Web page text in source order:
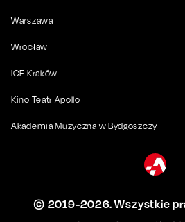
Warszawa
Wrocław
ICE Kraków
Kino Teatr Apollo
Akademia Muzyczna w Bydgoszczy
© 2019-2026. Wszystkie